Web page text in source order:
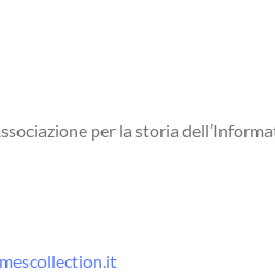
per la storia